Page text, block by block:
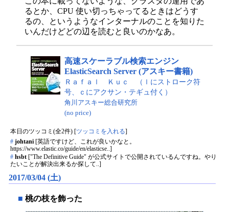
るとか、CPU 使い切っちゃってるときはどうす
るの、というようなインターナルのことを知りた
いんだけどどの辺を読むと良いのかなあ。
高速スケーラブル検索エンジン
ElasticSearch Server (アスキー書籍)
Ｒａｆａｌ Ｋｕｃ （ｌにストローク符
号、ｃにアクサン・テギュ付く）
角川アスキー総合研究所
(no price)
本日のツッコミ(全2件) [ツッコミを入れる]
# johtani [英語ですけど、これが良いかなと。
https://www.elastic.co/guide/en/elasticse..]
# hsbt ["The Definitive Guide" が公式サイトで公開されているんですね。やり
たいことが解決出来るか探して..]
2017/03/04 (土)
■ 桃の枝を飾った